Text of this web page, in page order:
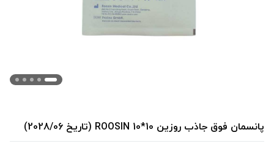
پانسمان فوق جاذب روزین 10*10 ROOSIN (تاریخ 2028/06)